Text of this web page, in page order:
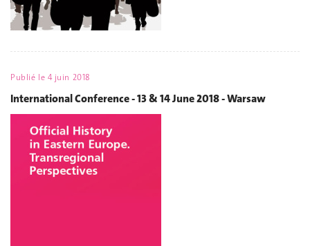
Publié le 4 juin 2018
International Conference - 13 & 14 June 2018 - Warsaw